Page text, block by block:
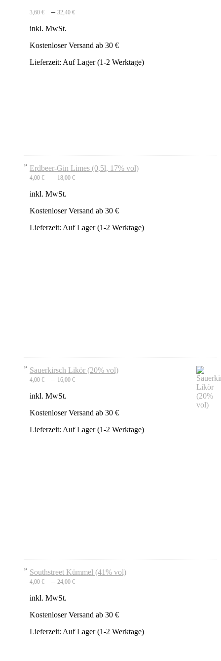
3,60 € – 32,40 €
inkl. MwSt.
Kostenloser Versand ab 30 €
Lieferzeit: Auf Lager (1-2 Werktage)
Erdbeer-Gin Limes (0,5l, 17% vol)
4,00 € – 18,00 €
inkl. MwSt.
Kostenloser Versand ab 30 €
Lieferzeit: Auf Lager (1-2 Werktage)
Sauerkirsch Likör (20% vol)
4,00 € – 16,00 €
inkl. MwSt.
Kostenloser Versand ab 30 €
Lieferzeit: Auf Lager (1-2 Werktage)
Southstreet Kümmel (41% vol)
4,00 € – 24,00 €
inkl. MwSt.
Kostenloser Versand ab 30 €
Lieferzeit: Auf Lager (1-2 Werktage)